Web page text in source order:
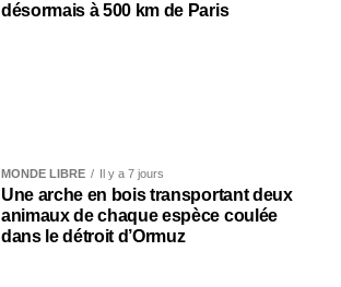
désormais à 500 km de Paris
MONDE LIBRE Il y a 7 jours
Une arche en bois transportant deux
animaux de chaque espèce coulée
dans le détroit d’Ormuz